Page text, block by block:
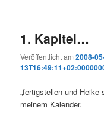
1. Kapitel…
Veröffentlicht am2008-
„fertigstellen und
meinem Kalender.